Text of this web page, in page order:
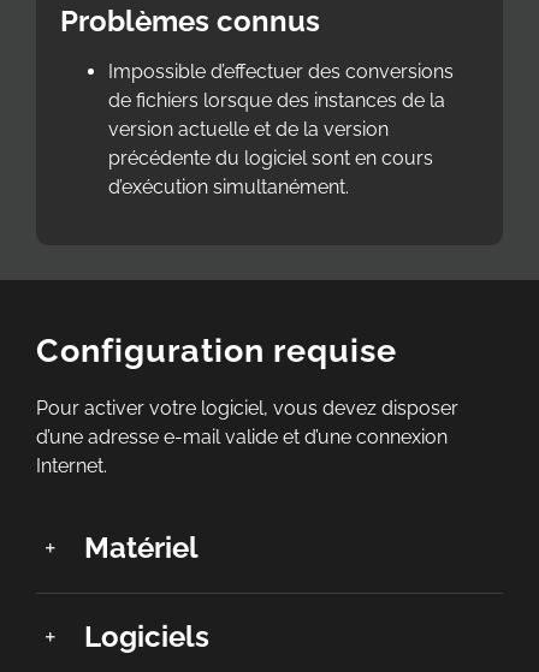
Problèmes connus
Impossible d’effectuer des conversions
de fichiers lorsque des instances de la
version actuelle et de la version
précédente du logiciel sont en cours
d’exécution simultanément.
Configuration requise
Pour activer votre logiciel, vous devez disposer
d’une adresse e-mail valide et d’une connexion
Internet.
Matériel
Logiciels